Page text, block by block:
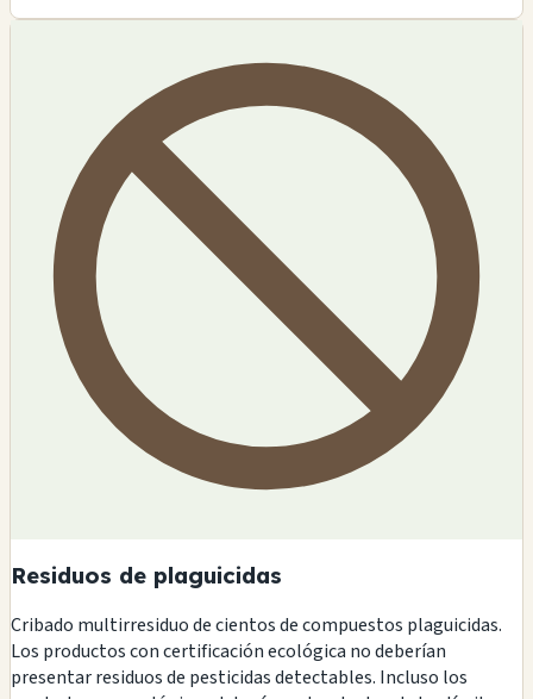
Residuos de plaguicidas
Cribado multirresiduo de cientos de compuestos plaguicidas.
Los productos con certificación ecológica no deberían
presentar residuos de pesticidas detectables. Incluso los